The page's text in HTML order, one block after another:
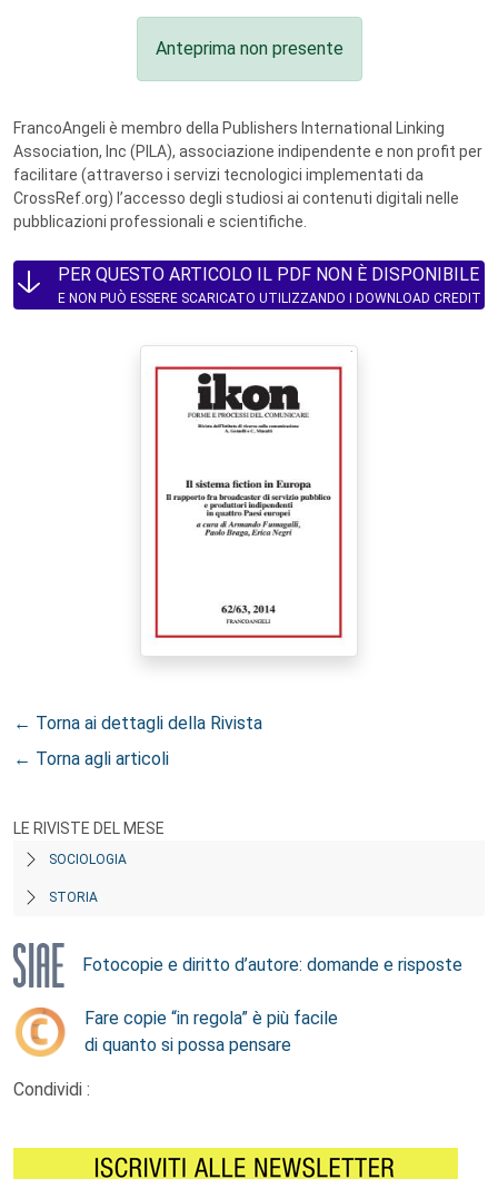
Anteprima non presente
FrancoAngeli è membro della Publishers International Linking
Association, Inc (PILA), associazione indipendente e non profit per
facilitare (attraverso i servizi tecnologici implementati da
CrossRef.org) l’accesso degli studiosi ai contenuti digitali nelle
pubblicazioni professionali e scientifiche.
PER QUESTO ARTICOLO IL PDF NON È DISPONIBILE
E NON PUÒ ESSERE SCARICATO UTILIZZANDO I DOWNLOAD CREDIT
← Torna ai dettagli della Rivista
← Torna agli articoli
LE RIVISTE DEL MESE
SOCIOLOGIA
STORIA
Fotocopie e diritto d’autore: domande e risposte
Fare copie “in regola” è più facile
di quanto si possa pensare
Condividi :